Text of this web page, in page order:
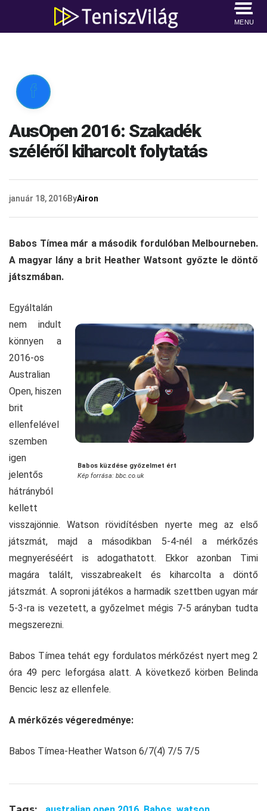
MENU

AusOpen 2016: Szakadék
széléről kiharcolt folytatás
január 18, 2016ByAiron
Babos Tímea már a második fordulóban Melbourneben.
A magyar lány a brit Heather Watsont győzte le döntő
játszmában.
Babos küzdése győzelmet ért
Kép forrása: bbc.co.uk
Egyáltalán
nem indult
könnyen a
2016-os
Australian
Open, hiszen
brit
ellenfelével
szemben
igen
jelentős
hátrányból
kellett
visszajönnie. Watson rövidítésben nyerte meg az első
játszmát, majd a másodikban 5-4-nél a mérkőzés
megnyeréséért is adogathatott. Ekkor azonban Timi
magára talált, visszabreakelt és kiharcolta a döntő
játszmát. A soproni játékos a harmadik szettben ugyan már
5-3-ra is vezetett, a győzelmet mégis 7-5 arányban tudta
megszerezni.
Babos Tímea tehát egy fordulatos mérkőzést nyert meg 2
óra 49 perc leforgása alatt. A következő körben Belinda
Bencic lesz az ellenfele.
A mérkőzés végeredménye:
Babos Tímea-Heather Watson 6/7(4) 7/5 7/5